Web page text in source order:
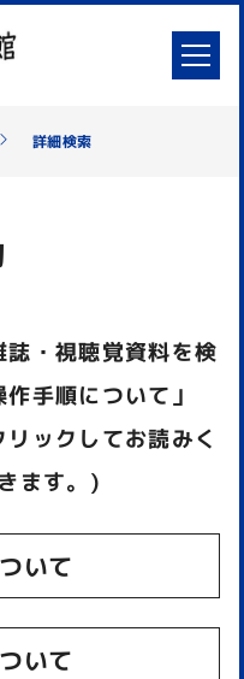
詳細検索
・視聴覚資料を検
手順について」
ックしてお読みく
ます。)
いて
いて